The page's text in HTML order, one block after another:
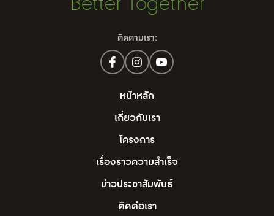
ติดตามเรา:
หน้าหลัก
เกี่ยวกับเรา
โครงการ
เรื่องราวความสำเร็จ
ข่าวประชาสัมพันธ์
ติดต่อเรา